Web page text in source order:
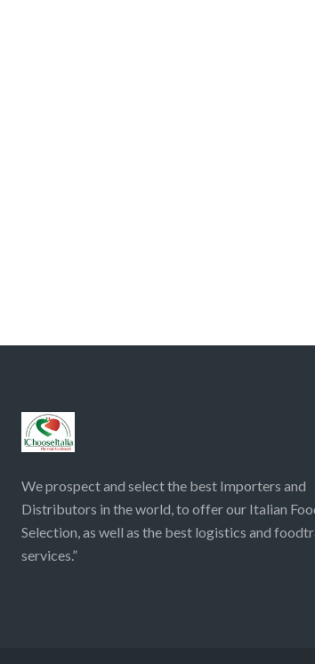
We prospect and select the best Importers and
Distributors in the world, to offer our Italian
Selection, as well as the best logistics and
services.”